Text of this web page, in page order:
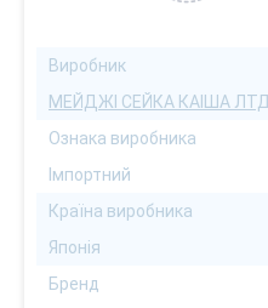
Виробник
МЕЙДЖІ СЕЙКА КАІША ЛТД
Ознака виробника
Імпортний
Країна виробника
Японія
Бренд